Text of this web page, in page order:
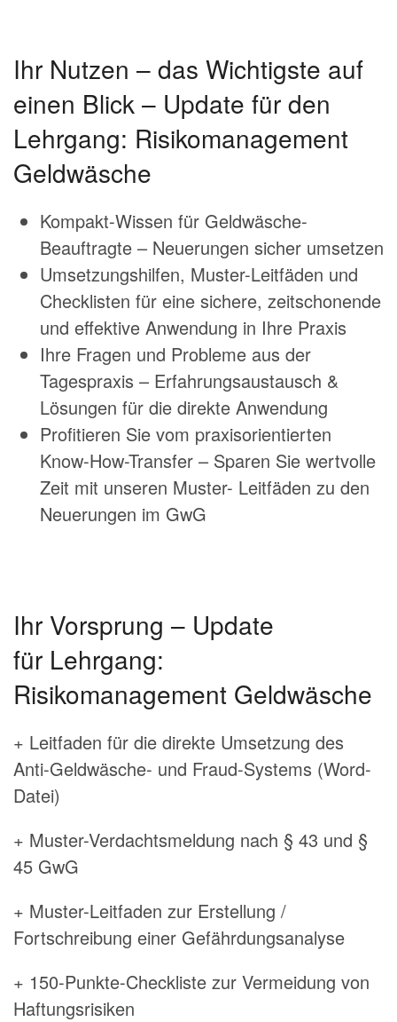
Ihr Nutzen – das Wichtigste auf
einen Blick – Update für den
Lehrgang: Risikomanagement
Geldwäsche
Kompakt-Wissen für Geldwäsche-
Beauftragte – Neuerungen sicher umsetzen
Umsetzungshilfen, Muster-Leitfäden und
Checklisten für eine sichere, zeitschonende
und effektive Anwendung in Ihre Praxis
Ihre Fragen und Probleme aus der
Tagespraxis – Erfahrungsaustausch &
Lösungen für die direkte Anwendung
Profitieren Sie vom praxisorientierten
Know-How-Transfer – Sparen Sie wertvolle
Zeit mit unseren Muster- Leitfäden zu den
Neuerungen im GwG
Ihr Vorsprung – Update
für Lehrgang:
Risikomanagement Geldwäsche
+ Leitfaden für die direkte Umsetzung des
Anti-Geldwäsche- und Fraud-Systems (Word-
Datei)
+ Muster-Verdachtsmeldung nach § 43 und §
45 GwG
+ Muster-Leitfaden zur Erstellung /
Fortschreibung einer Gefährdungsanalyse
+ 150-Punkte-Checkliste zur Vermeidung von
Haftungsrisiken